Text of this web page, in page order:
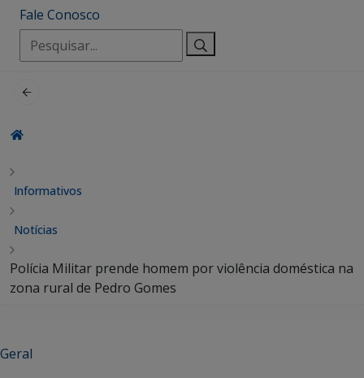
Fale Conosco
Pesquisar
por:
Informativos
Notícias
Polícia Militar prende homem por violência doméstica na
zona rural de Pedro Gomes
Geral